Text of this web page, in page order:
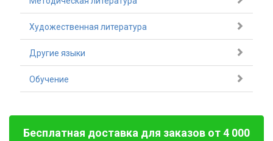
Художественная литература
Другие языки
Обучение
Бесплатная доставка для заказов от 4 000